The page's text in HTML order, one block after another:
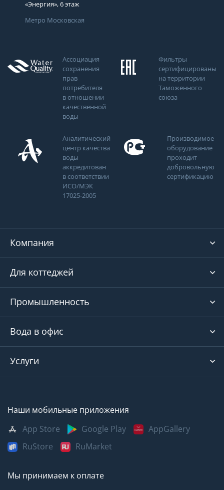
«Энергия», 6 этаж
Метро Московская
Ассоциация
сохранения
прав
потребителя
в отношении
качественной
воды
Фильтры
сертифицированы
на территории
Таможенного
союза
Аналитический
центр качества
воды
аккредитован
в соответствии
ИСО/МЭК
17025-2005
Производимое
оборудование
проходит
добровольную
сертификацию
Компания
Для коттеджей
Промышленность
Вода в офис
Услуги
Наши мобильные приложения
App Store
Google Play
AppGallery
RuStore
RuMarket
Мы принимаем к оплате